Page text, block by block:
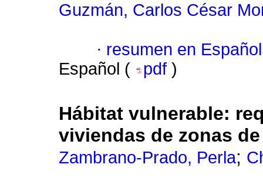
Guzmán, Carlos César
· resumen en Español
Español (
pdf )
Hábitat vulnerable:
viviendas de zonas
Zambrano-Prado, Perla;